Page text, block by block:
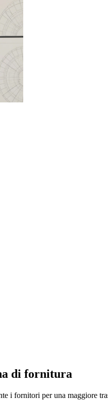
di fornitura
i fornitori per una maggiore